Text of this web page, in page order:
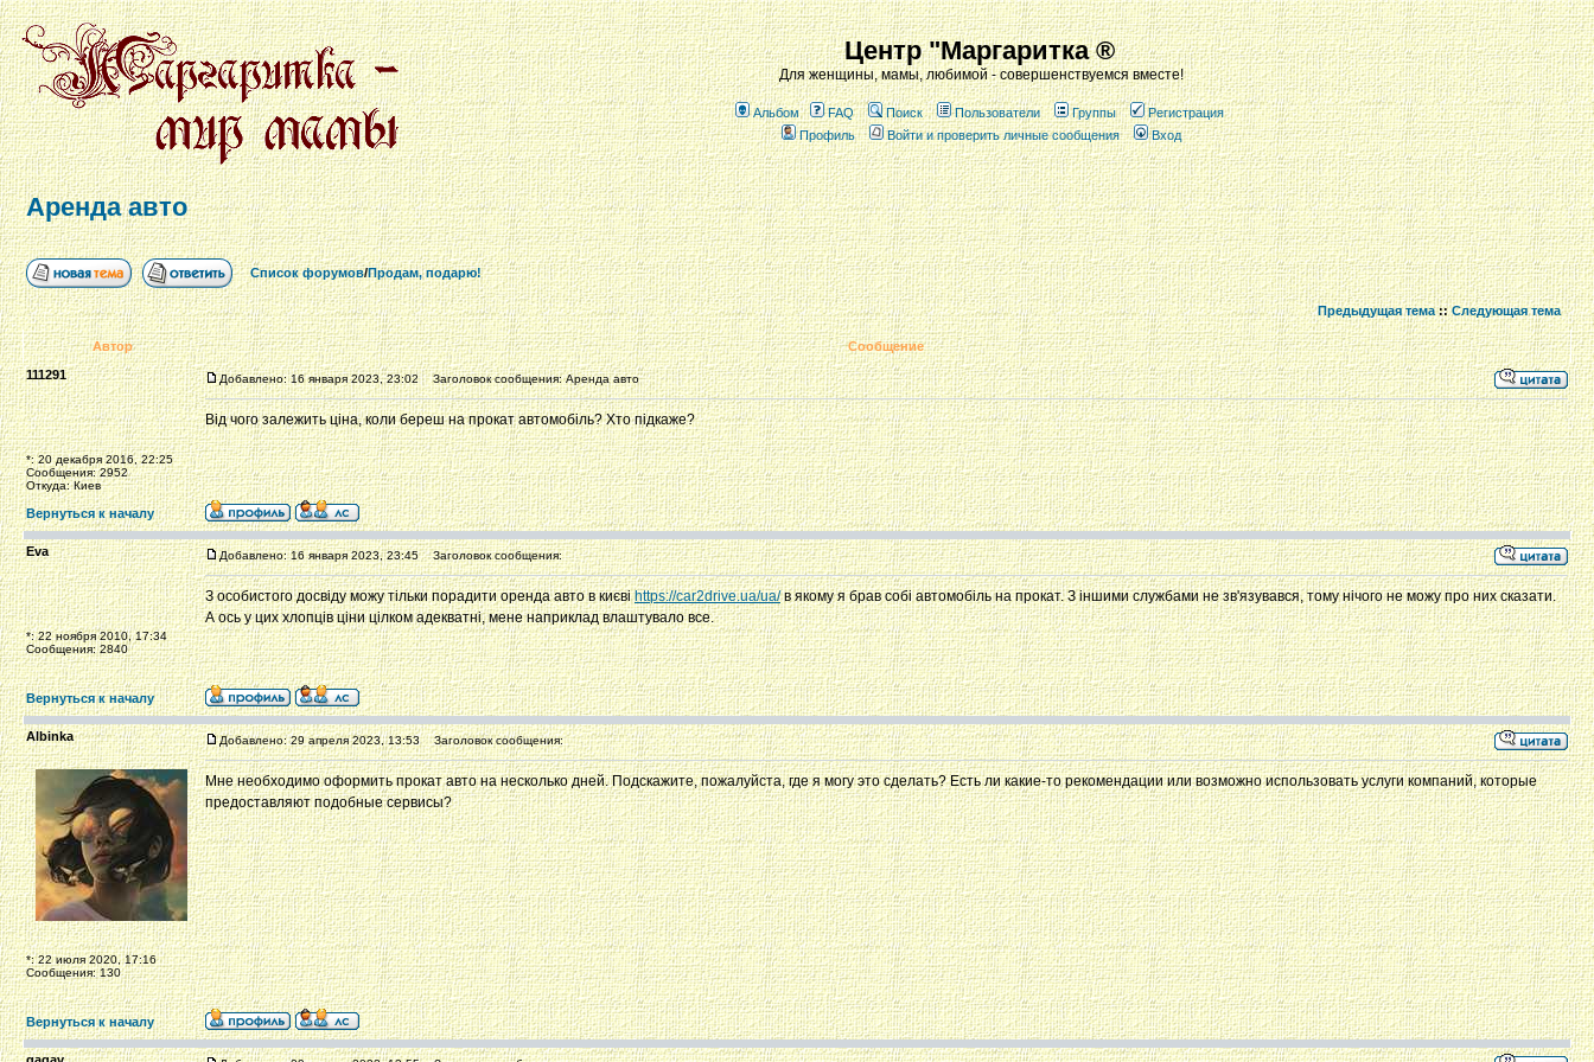
Центр "Маргаритка ®
Для женщины, мамы, любимой - совершенствуемся вместе!
Альбом FAQ Поиск Пользователи Группы
Регистрация
Профиль
Войти и проверить личные сообщения Вход
Аренда авто
Список форумов/Продам, подарю!
Предыдущая тема::Следующая тема
Автор
Сообщение
111291
*: 20 декабря 2016, 22:25
Сообщения: 2952
Откуда: Киев
Добавлено: 16 января 2023, 23:02 Заголовок сообщения: Аренда авто
Від чого залежить ціна, коли береш на прокат автомобіль? Хто підкаже?
Вернуться к началу
Eva
*: 22 ноября 2010, 17:34
Сообщения: 2840
Добавлено: 16 января 2023, 23:45 Заголовок сообщения:
З особистого досвіду можу тільки порадити оренда авто в києвіhttps://car2drive.ua/ua/в якому я брав собі автомобіль на прокат. З іншими службами не зв'язувався, тому нічого не можу про них сказати.
А ось у цих хлопців ціни цілком адекватні, мене наприклад влаштувало все.
Вернуться к началу
Albinka
*: 22 июля 2020, 17:16
Сообщения: 130
Добавлено: 29 апреля 2023, 13:53 Заголовок сообщения:
Мне необходимо оформить прокат авто на несколько дней. Подскажите, пожалуйста, где я могу это сделать? Есть ли какие-то рекомендации или возможно использовать услуги компаний, которые
предоставляют подобные сервисы?
Вернуться к началу